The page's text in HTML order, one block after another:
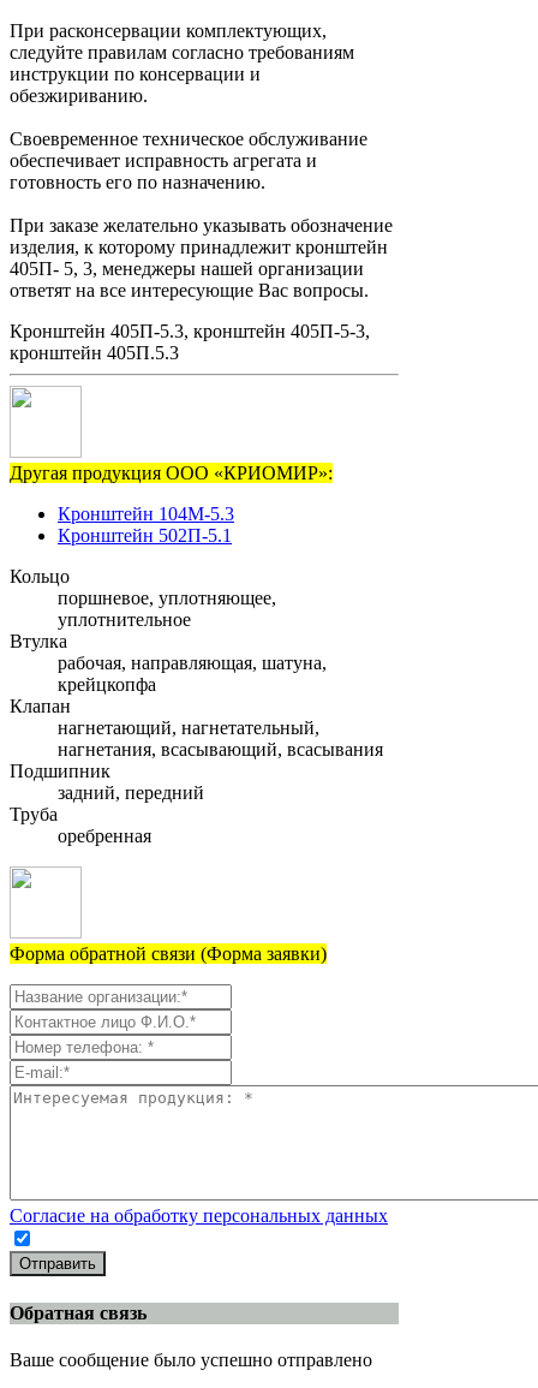
При расконсервации комплектующих,
следуйте правилам согласно требованиям
инструкции по консервации и
обезжириванию.
Своевременное техническое обслуживание
обеспечивает исправность агрегата и
готовность его по назначению.
При заказе желательно указывать обозначение
изделия, к которому принадлежит кронштейн
405П- 5, 3, менеджеры нашей организации
ответят на все интересующие Вас вопросы.
Кронштейн 405П-5.3, кронштейн 405П-5-3,
кронштейн 405П.5.3
Другая продукция ООО «КРИОМИР»:
Кронштейн 104М-5.3
Кронштейн 502П-5.1
Кольцо
поршневое, уплотняющее,
уплотнительное
Втулка
рабочая, направляющая, шатуна,
крейцкопфа
Клапан
нагнетающий, нагнетательный,
нагнетания, всасывающий, всасывания
Подшипник
задний, передний
Труба
оребренная
Форма обратной связи (Форма заявки)
Согласие на обработку персональных данных
Отправить
Обратная связь
Ваше сообщение было успешно отправлено